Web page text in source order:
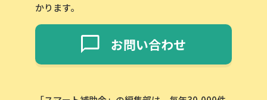
かります。
お問い合わせ